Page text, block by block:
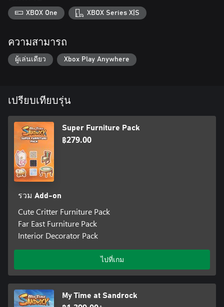
XBOX One XBOX Series X|S
ความสามารถ
ผู้เล่นเดียว Xbox Play Anywhere
เปรียบเทียบรุ่น
Super Furniture Pack
฿279.00
รวม Add-on
Cute Critter Furniture Pack
Far East Furniture Pack
Interior Decorator Pack
ไปที่เกม
My Time at Sandrock